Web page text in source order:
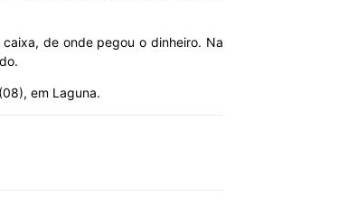
de onde pegou o dinheiro. Na
em Laguna.